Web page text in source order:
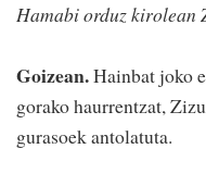
Hamabi orduz kirolean
Goizean.Hainbat joko
gorako haurrentzat,
gurasoek antolatuta.